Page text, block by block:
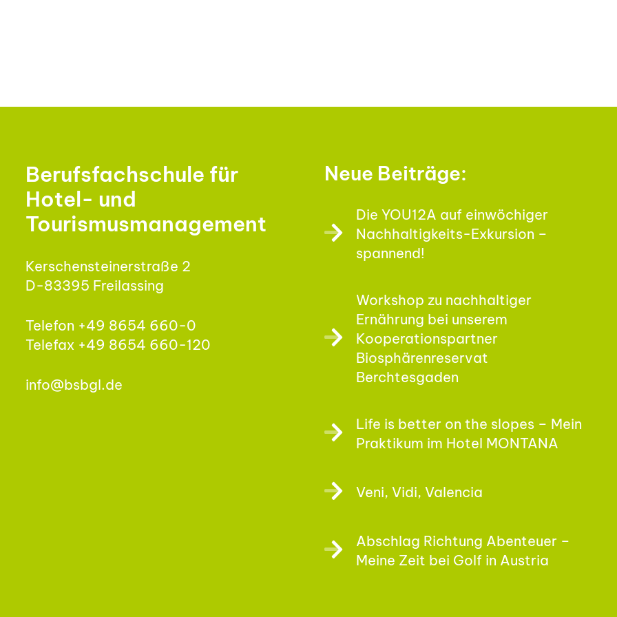
Berufsfachschule für
Hotel- und
Tourismusmanagement
Kerschensteinerstraße 2
D-83395 Freilassing
Telefon +49 8654 660-0
Telefax +49 8654 660-120
info@bsbgl.de
Neue Beiträge:
Die YOU12A auf einwöchiger
Nachhaltigkeits-Exkursion –
spannend!
Workshop zu nachhaltiger
Ernährung bei unserem
Kooperationspartner
Biosphärenreservat
Berchtesgaden
Life is better on the slopes – Mein
Praktikum im Hotel MONTANA
Veni, Vidi, Valencia
Abschlag Richtung Abenteuer –
Meine Zeit bei Golf in Austria